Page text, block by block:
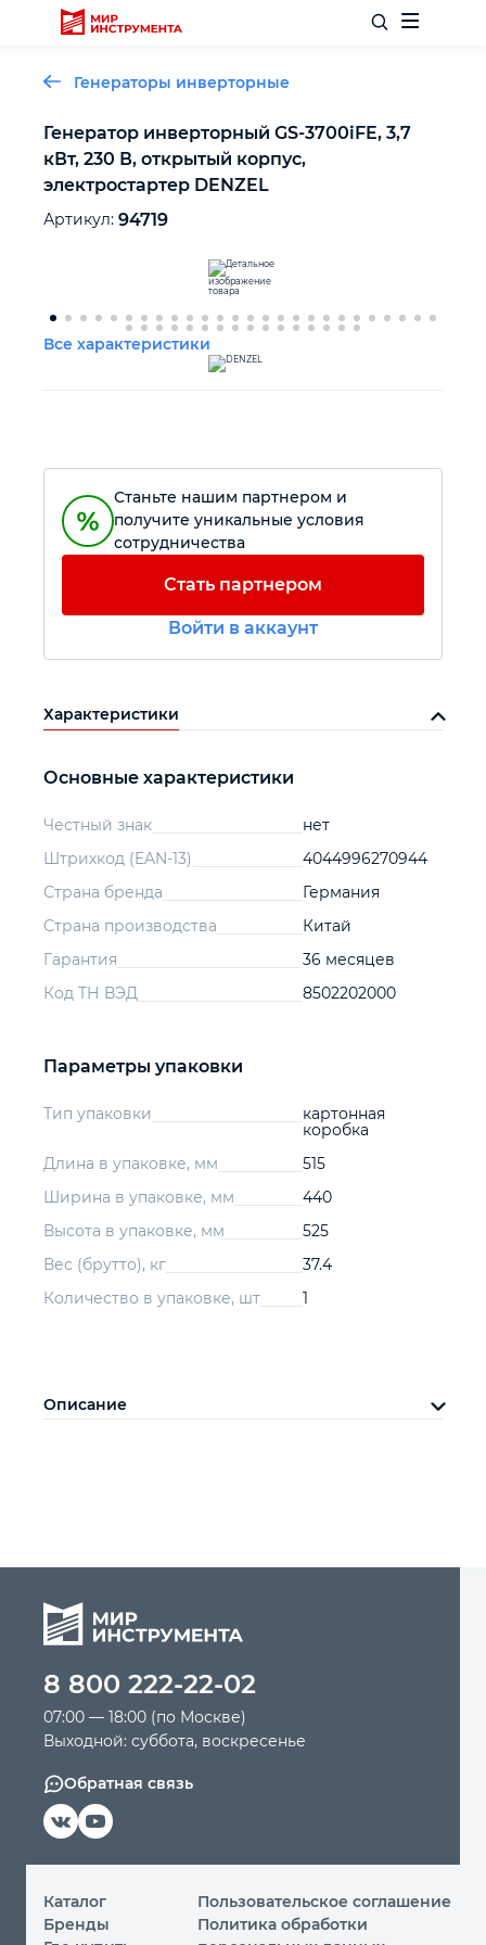
Отделочный инструмент
Слесарный инструмент
Столярный инструмент
Садовый инвентарь
Силовое оборудование
Автомобильный инструмент
Крепежный инструмент
Режущий инструмент
Прочий инструмент
Генераторы инверторные
Генератор инверторный GS-3700iFE, 3,7
кВт, 230 В, открытый корпус,
электростартер DENZEL
Артикул: 94719
Все характеристики
Станьте нашим партнером и
получите уникальные условия
сотрудничества
Стать партнером
Войти в аккаунт
Характеристики
Основные характеристики
Честный знак
нет
Штрихкод (EAN-13)
4044996270944
Страна бренда
Германия
Страна производства
Китай
Гарантия
36 месяцев
Код ТН ВЭД
8502202000
Параметры упаковки
Тип упаковки
картонная
коробка
Длина в упаковке, мм
515
Ширина в упаковке, мм
440
Высота в упаковке, мм
525
Вес (брутто), кг
37.4
Количество в упаковке, шт
1
Описание
8 800 222-22-02
07:00 — 18:00 (по Москве)
Выходной: суббота, воскресенье
Обратная связь
Каталог
Бренды
Пользовательское соглашение
Политика обработки